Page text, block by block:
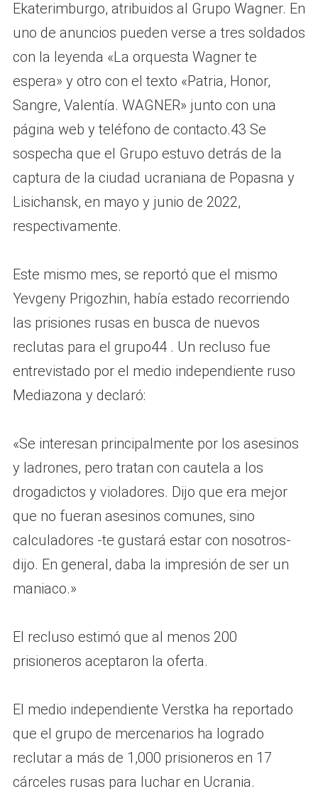
Ekaterimburgo, atribuidos al Grupo Wagner. En
uno de anuncios pueden verse a tres soldados
con la leyenda «La orquesta Wagner te
espera» y otro con el texto «Patria, Honor,
Sangre, Valentía. WAGNER» junto con una
página web y teléfono de contacto.43 Se
sospecha que el Grupo estuvo detrás de la
captura de la ciudad ucraniana de Popasna y
Lisichansk, en mayo y junio de 2022,
respectivamente.
Este mismo mes, se reportó que el mismo
Yevgeny Prigozhin, había estado recorriendo
las prisiones rusas en busca de nuevos
reclutas para el grupo44 . Un recluso fue
entrevistado por el medio independiente ruso
Mediazona y declaró:
«Se interesan principalmente por los asesinos
y ladrones, pero tratan con cautela a los
drogadictos y violadores. Dijo que era mejor
que no fueran asesinos comunes, sino
calculadores -te gustará estar con nosotros-
dijo. En general, daba la impresión de ser un
maniaco.»
El recluso estimó que al menos 200
prisioneros aceptaron la oferta.
El medio independiente Verstka ha reportado
que el grupo de mercenarios ha logrado
reclutar a más de 1,000 prisioneros en 17
cárceles rusas para luchar en Ucrania.